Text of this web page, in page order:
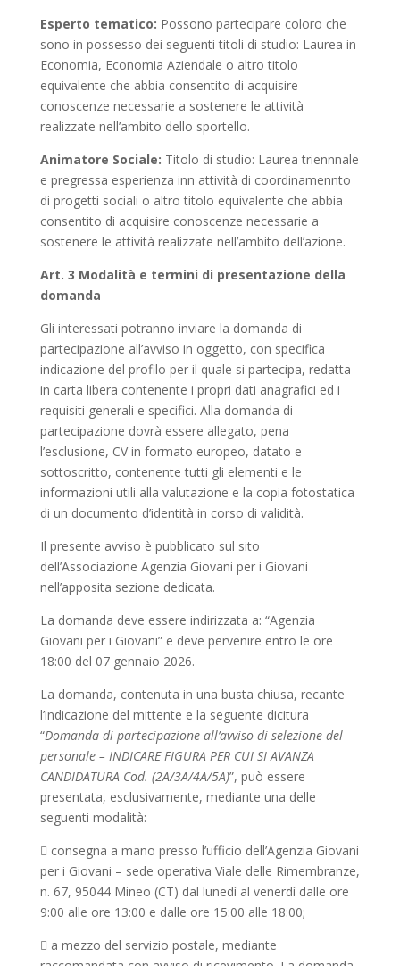
Esperto tematico: Possono partecipare coloro che
sono in possesso dei seguenti titoli di studio: Laurea in
Economia, Economia Aziendale o altro titolo
equivalente che abbia consentito di acquisire
conoscenze necessarie a sostenere le attività
realizzate nell’ambito dello sportello.
Animatore Sociale: Titolo di studio: Laurea triennnale
e pregressa esperienza inn attività di coordinamennto
di progetti sociali o altro titolo equivalente che abbia
consentito di acquisire conoscenze necessarie a
sostenere le attività realizzate nell’ambito dell’azione.
Art. 3 Modalità e termini di presentazione della
domanda
Gli interessati potranno inviare la domanda di
partecipazione all’avviso in oggetto, con specifica
indicazione del profilo per il quale si partecipa, redatta
in carta libera contenente i propri dati anagrafici ed i
requisiti generali e specifici. Alla domanda di
partecipazione dovrà essere allegato, pena
l’esclusione, CV in formato europeo, datato e
sottoscritto, contenente tutti gli elementi e le
informazioni utili alla valutazione e la copia fotostatica
di un documento d’identità in corso di validità.
Il presente avviso è pubblicato sul sito
dell’Associazione Agenzia Giovani per i Giovani
nell’apposita sezione dedicata.
La domanda deve essere indirizzata a: “Agenzia
Giovani per i Giovani” e deve pervenire entro le ore
18:00 del 07 gennaio 2026.
La domanda, contenuta in una busta chiusa, recante
l’indicazione del mittente e la seguente dicitura
“Domanda di partecipazione all’avviso di selezione del
personale – INDICARE FIGURA PER CUI SI AVANZA
CANDIDATURA Cod. (2A/3A/4A/5A)”, può essere
presentata, esclusivamente, mediante una delle
seguenti modalità:
 consegna a mano presso l’ufficio dell’Agenzia Giovani
per i Giovani – sede operativa Viale delle Rimembranze,
n. 67, 95044 Mineo (CT) dal lunedì al venerdì dalle ore
9:00 alle ore 13:00 e dalle ore 15:00 alle 18:00;
 a mezzo del servizio postale, mediante